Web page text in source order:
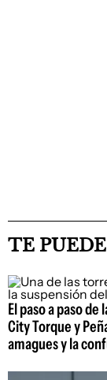
TE
El paso a paso
City Torque y
amagues y la